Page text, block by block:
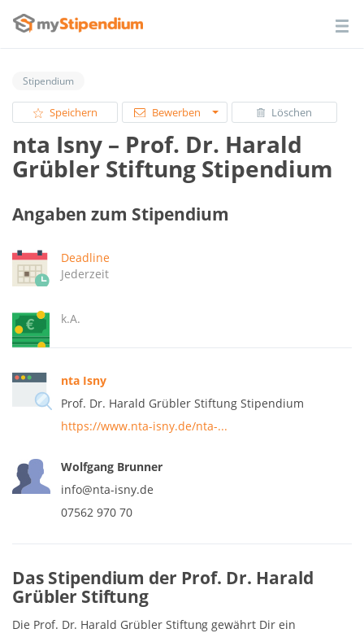
Stipendium
Speichern Bewerben Löschen
nta Isny – Prof. Dr. Harald
Grübler Stiftung Stipendium
Angaben zum Stipendium
Deadline
Jederzeit
k.A.
nta Isny
Prof. Dr. Harald Grübler Stiftung Stipendium
https://www.nta-isny.de/nta-...
Wolfgang Brunner
in­­­fo@n­­ta-is­­ny.de
07562 970 70
Das Stipendium der Prof. Dr. Harald
Grübler Stiftung
Die Prof. Dr. Harald Grübler Stiftung gewährt Dir ein